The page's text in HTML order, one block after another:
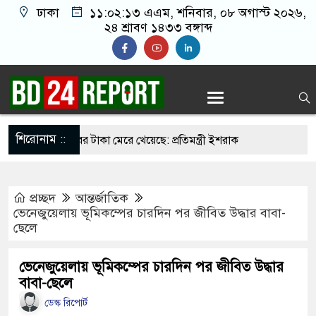
ঢাকা ১১:০২:১৪ এএম, শনিবার, ০৮ অগাস্ট ২০২৬,
২৪ শ্রাবণ ১৪৩৩ বঙ্গাব্দ
শিরোনাম ::
কবরের টাকা মেরে খেয়েছে: প্রতিমন্ত্রী ইশরাক
মোড়, নেপথ্যে কূটনৈতিক বিবৃতি
থাকলেও শহিদ জিয়ার নাম না থাকার কারণ
আমির
প্রচ্ছদ
আন্তর্জাতিক
ভেনেজুয়েলায় ভূমিকম্পের চারদিন পর জীবিত উদ্ধার বাবা-
ছেলে
ভেনেজুয়েলায় ভূমিকম্পের চারদিন পর জীবিত উদ্ধার
বাবা-ছেলে
ডেস্ক রিপোর্ট